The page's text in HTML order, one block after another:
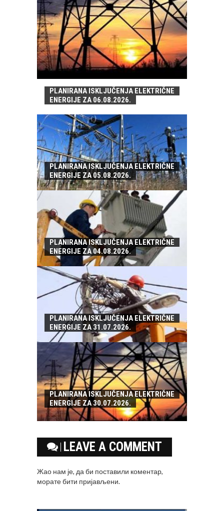
PLANIRANA ISKLJUČENJA ELEKTRIČNE
ENERGIJE ZA 06.08.2026.
PLANIRANA ISKLJUČENJA ELEKTRIČNE
ENERGIJE ZA 05.08.2026.
PLANIRANA ISKLJUČENJA ELEKTRIČNE
ENERGIJE ZA 04.08.2026.
PLANIRANA ISKLJUČENJA ELEKTRIČNE
ENERGIJE ZA 31.07.2026.
PLANIRANA ISKLJUČENJA ELEKTRIČNE
ENERGIJE ZA 30.07.2026.
LEAVE A COMMENT
Жао нам је, да би поставили коментар,
моратебити пријављени.